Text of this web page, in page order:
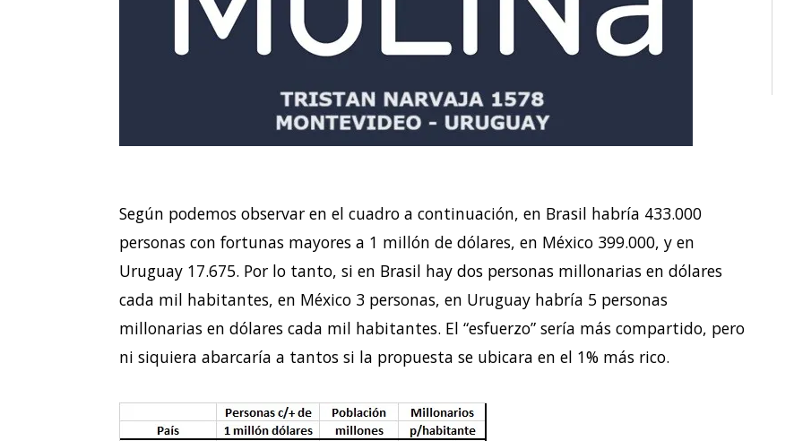
Según podemos observar en el cuadro a continuación, en Brasil habría 433.000
personas con fortunas mayores a 1 millón de dólares, en México 399.000, y en
Uruguay 17.675. Por lo tanto, si en Brasil hay dos personas millonarias en dólares
cada mil habitantes, en México 3 personas, en Uruguay habría 5 personas
millonarias en dólares cada mil habitantes. El “esfuerzo” sería más compartido, pero
ni siquiera abarcaría a tantos si la propuesta se ubicara en el 1% más rico.